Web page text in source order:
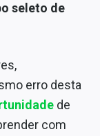
seleto de
erro desta
de
com